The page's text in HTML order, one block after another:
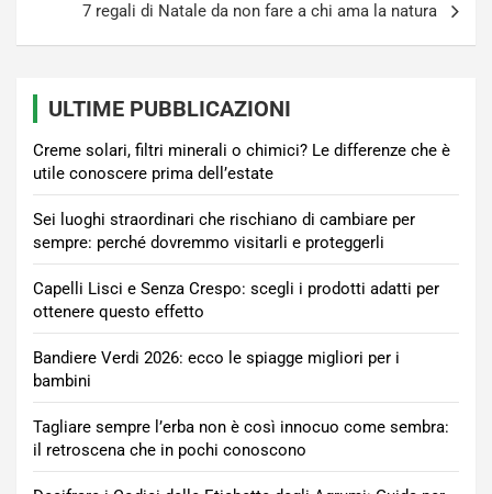
7 regali di Natale da non fare a chi ama la natura
ULTIME PUBBLICAZIONI
Creme solari, filtri minerali o chimici? Le differenze che è
utile conoscere prima dell’estate
Sei luoghi straordinari che rischiano di cambiare per
sempre: perché dovremmo visitarli e proteggerli
Capelli Lisci e Senza Crespo: scegli i prodotti adatti per
ottenere questo effetto
Bandiere Verdi 2026: ecco le spiagge migliori per i
bambini
Tagliare sempre l’erba non è così innocuo come sembra:
il retroscena che in pochi conoscono